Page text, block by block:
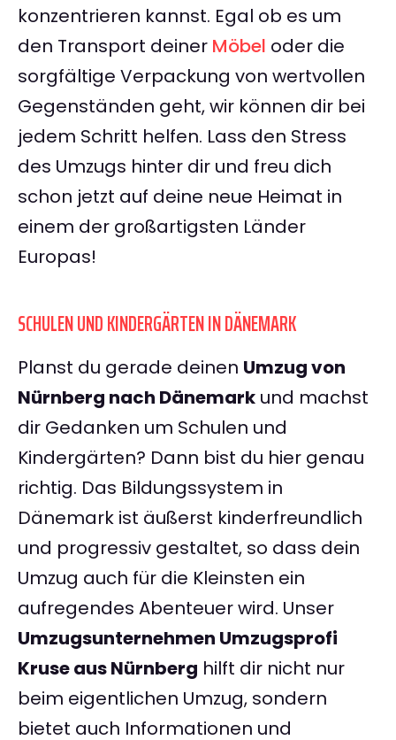
konzentrieren kannst. Egal ob es um
den Transport deiner Möbel oder die
sorgfältige Verpackung von wertvollen
Gegenständen geht, wir können dir bei
jedem Schritt helfen. Lass den Stress
des Umzugs hinter dir und freu dich
schon jetzt auf deine neue Heimat in
einem der großartigsten Länder
Europas!
SCHULEN UND KINDERGÄRTEN IN DÄNEMARK
Planst du gerade deinen Umzug von
Nürnberg nach Dänemark und machst
dir Gedanken um Schulen und
Kindergärten? Dann bist du hier genau
richtig. Das Bildungssystem in
Dänemark ist äußerst kinderfreundlich
und progressiv gestaltet, so dass dein
Umzug auch für die Kleinsten ein
aufregendes Abenteuer wird. Unser
Umzugsunternehmen Umzugsprofi
Kruse aus Nürnberg hilft dir nicht nur
beim eigentlichen Umzug, sondern
bietet auch Informationen und